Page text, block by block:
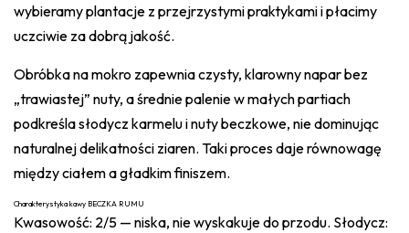
wybieramy plantacje z przejrzystymi praktykami i płacimy
uczciwie za dobrą jakość.
Obróbka na mokro zapewnia czysty, klarowny napar bez
„trawiastej” nuty, a średnie palenie w małych partiach
podkreśla słodycz karmelu i nuty beczkowe, nie dominując
naturalnej delikatności ziaren. Taki proces daje równowagę
między ciałem a gładkim finiszem.
Charakterystyka kawy BECZKA RUMU
Kwasowość: 2/5 — niska, nie wyskakuje do przodu. Słodycz: